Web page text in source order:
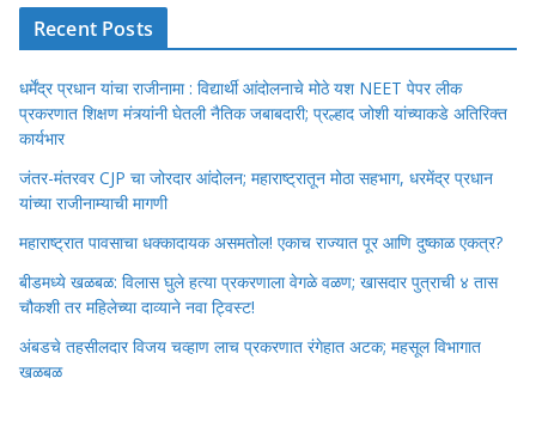
Recent Posts
धर्मेंद्र प्रधान यांचा राजीनामा : विद्यार्थी आंदोलनाचे मोठे यश NEET पेपर लीक
प्रकरणात शिक्षण मंत्र्यांनी घेतली नैतिक जबाबदारी; प्रल्हाद जोशी यांच्याकडे अतिरिक्त
कार्यभार
जंतर-मंतरवर CJP चा जोरदार आंदोलन; महाराष्ट्रातून मोठा सहभाग, धरमेंद्र प्रधान
यांच्या राजीनाम्याची मागणी
महाराष्ट्रात पावसाचा धक्कादायक असमतोल! एकाच राज्यात पूर आणि दुष्काळ एकत्र?
बीडमध्ये खळबळ: विलास घुले हत्या प्रकरणाला वेगळे वळण; खासदार पुत्राची ४ तास
चौकशी तर महिलेच्या दाव्याने नवा ट्विस्ट!
अंबडचे तहसीलदार विजय चव्हाण लाच प्रकरणात रंगेहात अटक; महसूल विभागात
खळबळ